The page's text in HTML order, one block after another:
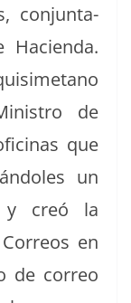
con­jun­ta­
de
que
un
y creó la
en
de correo